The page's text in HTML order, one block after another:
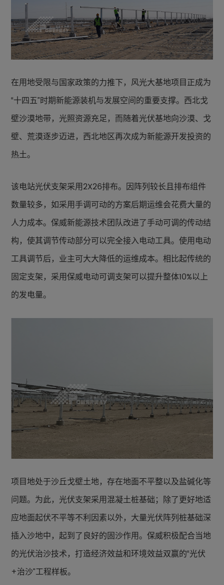
在用地受限与国家政策的力推下，风光大基地项目正成为
“十四五”时期新能源装机与发展空间的重要支撑。西北戈
壁沙漠地带，光照资源充足，而随着光伏基地向沙漠、戈
壁、荒漠逐步迈进，西北地区再次成为新能源开发投资的
热土。
该电站光伏支架采用2X26排布。因阵列较长且排布组件
数量较多，如采用手调可动的方案后期运维会花费大量的
人力成本。保威新能源技术团队改进了手动可调的传动结
构，使其调节传动部分可以完全接入电动工具。使用电动
工具调节后，业主可大大降低的运维成本。相比起传统的
固定支架，采用保威电动可调支架可以提升整体10%以上
的发电量。
项目地处于沙丘戈壁土地，存在地面不平整以及盐碱化等
问题。为此，光伏支架采用混凝土桩基础；除了更好地适
应地面起伏不平等不利因素以外，大量光伏阵列桩基础深
插入沙地中，起到了良好的固沙作用。保威积极配合当地
的光伏治沙技术，打造经济效益和环境效益双赢的“光伏
+治沙”工程样板。